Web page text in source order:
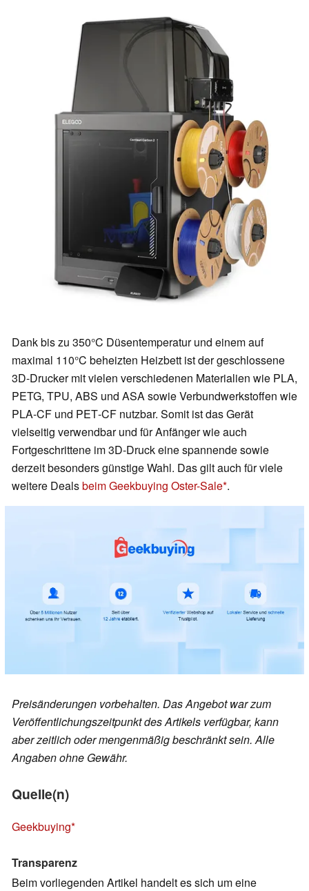
Dank bis zu 350°C Düsentemperatur und einem auf
maximal 110°C beheizten Heizbett ist der geschlossene
3D-Drucker mit vielen verschiedenen Materialien wie PLA,
PETG, TPU, ABS und ASA sowie Verbundwerkstoffen wie
PLA‑CF und PET‑CF nutzbar. Somit ist das Gerät
vielseitig verwendbar und für Anfänger wie auch
Fortgeschrittene im 3D-Druck eine spannende sowie
derzeit besonders günstige Wahl. Das gilt auch für viele
weitere Dealsbeim Geekbuying Oster-Sale .
Preisänderungen vorbehalten. Das Angebot war zum
Veröffentlichungszeitpunkt des Artikels verfügbar, kann
aber zeitlich oder mengenmäßig beschränkt sein. Alle
Angaben ohne Gewähr.
Quelle(n)
Geekbuying
Transparenz
Beim vorliegenden Artikel handelt es sich um eine